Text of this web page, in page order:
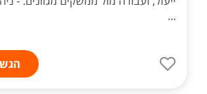
...